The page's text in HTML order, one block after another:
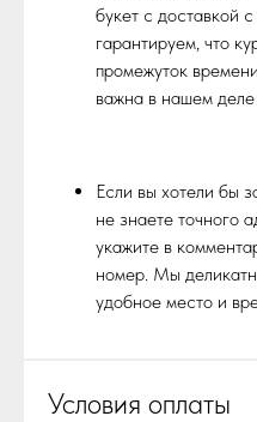
букет с доставкой
гарантируем, что
промежуток
важна в нашем деле
Если вы хотели бы
не знаете точного
укажите в
номер. Мы
удобное место и
Условия оплаты